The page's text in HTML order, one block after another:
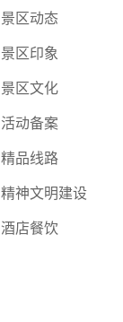
景区动态
景区印象
景区文化
活动备案
精品线路
精神文明建设
酒店餐饮